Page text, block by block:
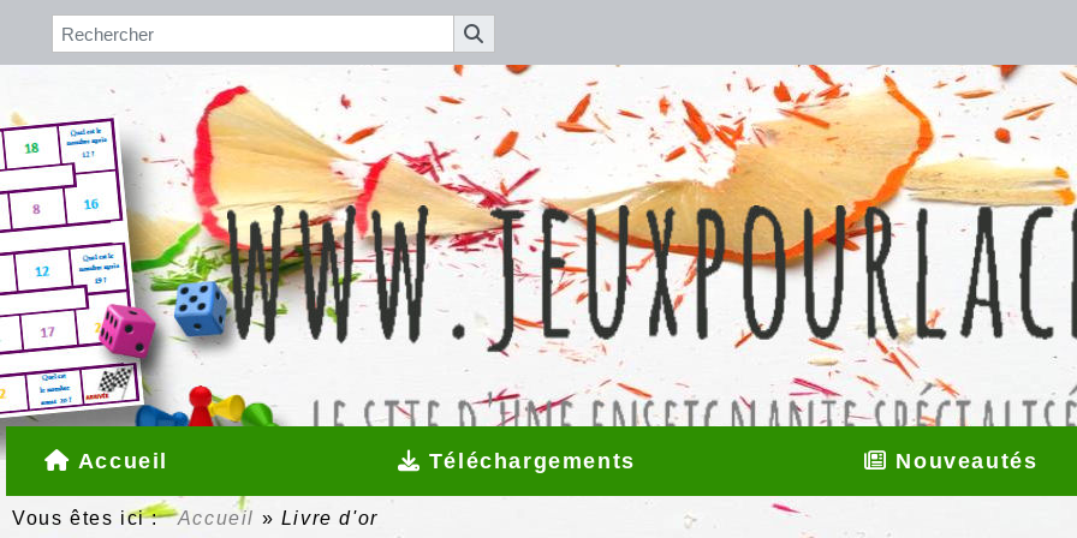
Accueil Téléchargements Nouveautés
Vous êtes ici :Accueil » Livre d'or